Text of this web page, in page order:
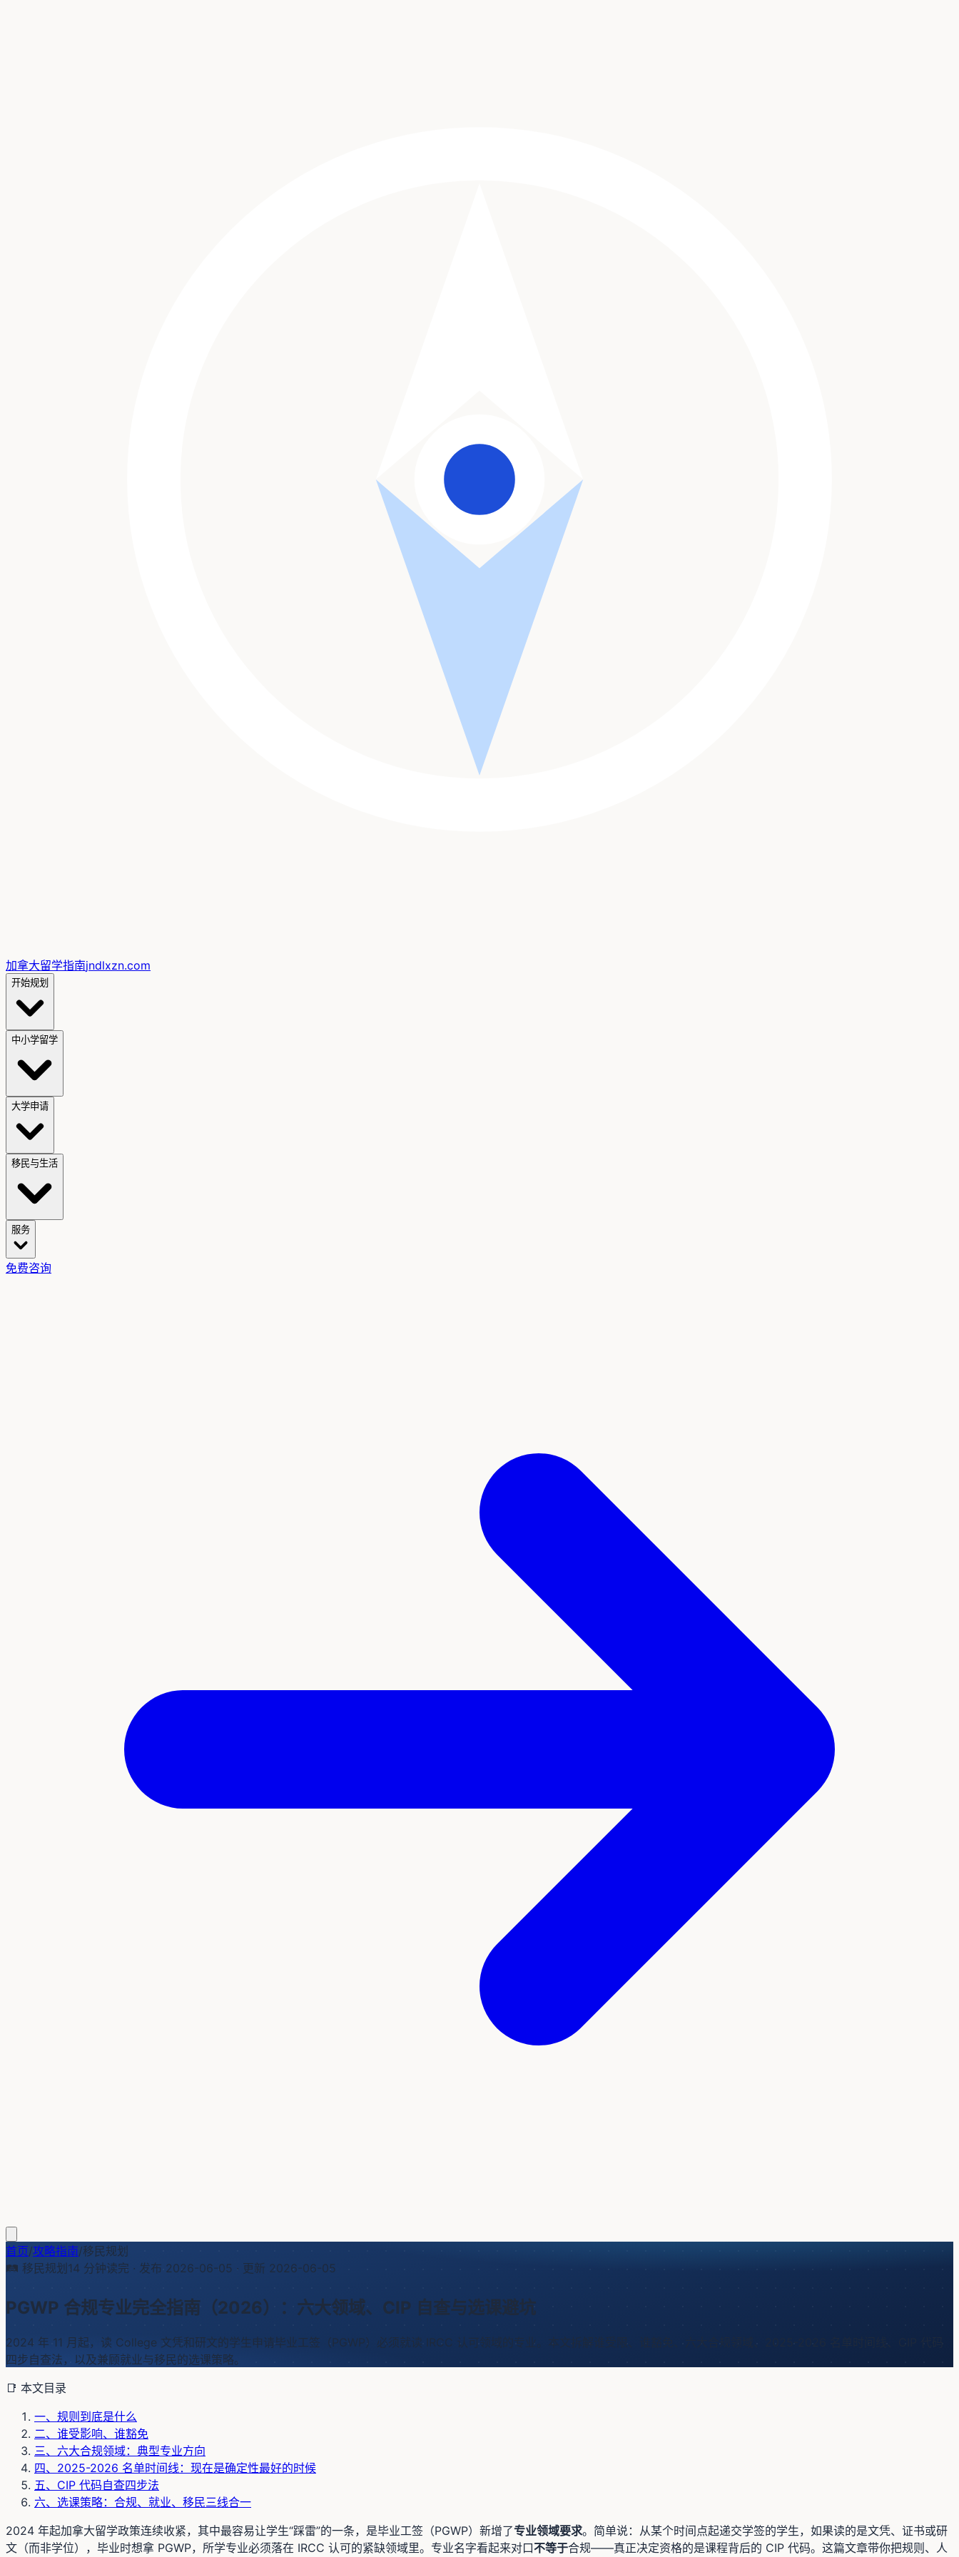
加拿大留学指南jndlxzn.com
开始规划
中小学留学
大学申请
移民与生活
服务
免费咨询
首页/攻略指南/移民规划
🛤️ 移民规划 14 分钟读完 · 发布 2026-06-05 · 更新 2026-06-05
PGWP 合规专业完全指南（2026）：六大领域、CIP 自查与选课避坑
2024 年 11 月起，读 College 文凭和研文的学生申请毕业工签（PGWP）必须就读 IRCC 认可领域的专业。本文拆解谁受限、谁豁免、六大合规领域、2025-2026 名单时间线、CIP 代码
四步自查法，以及兼顾就业与移民的选课策略。
📑 本文目录
一、规则到底是什么
二、谁受影响、谁豁免
三、六大合规领域：典型专业方向
四、2025-2026 名单时间线：现在是确定性最好的时候
五、CIP 代码自查四步法
六、选课策略：合规、就业、移民三线合一
2024 年起加拿大留学政策连续收紧，其中最容易让学生“踩雷”的一条，是毕业工签（PGWP）新增了专业领域要求。简单说：从某个时间点起递交学签的学生，如果读的是文凭、证书或研
文（而非学位），毕业时想拿 PGWP，所学专业必须落在 IRCC 认可的紧缺领域里。专业名字看起来对口不等于合规——真正决定资格的是课程背后的 CIP 代码。这篇文章带你把规则、人